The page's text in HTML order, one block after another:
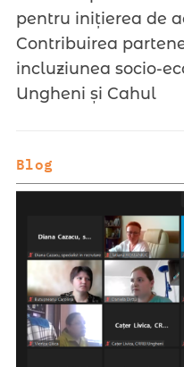
pentru inițierea de
Contribuirea
incluziunea socio-
Ungheni și Cahul
Blog